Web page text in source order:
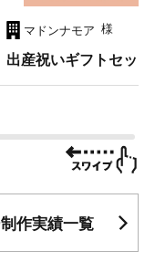
マドンナモア 様
出産祝いギフトセッ
作実績一覧